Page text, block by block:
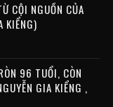
CỘI NGUỒN CỦA
KIỂNG)
96 TUỔI, CÒN
GIA KIỂNG ,